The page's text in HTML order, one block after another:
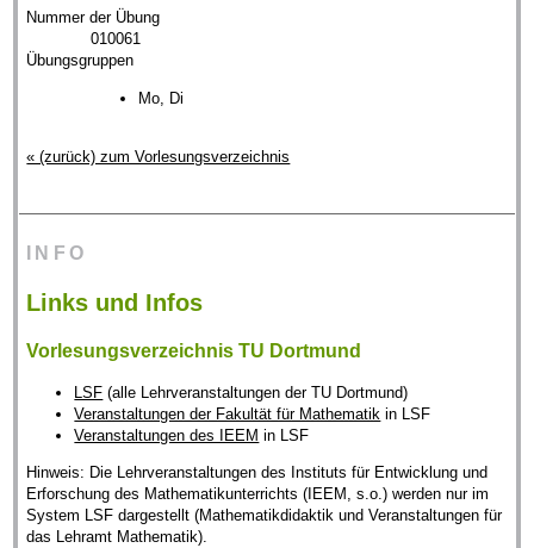
Nummer der Übung
010061
Übungsgruppen
Mo, Di
« (zurück) zum Vorlesungsverzeichnis
INFO
Links und Infos
Vorlesungsverzeichnis TU Dortmund
LSF (alle Lehrveranstaltungen der TU Dortmund)
Veranstaltungen der Fakultät für Mathematik in LSF
Veranstaltungen des IEEM in LSF
Hinweis: Die Lehrveranstaltungen des Instituts für Entwicklung und
Erforschung des Mathematikunterrichts (IEEM, s.o.) werden nur im
System LSF dargestellt (Mathematikdidaktik und Veranstaltungen für
das Lehramt Mathematik).